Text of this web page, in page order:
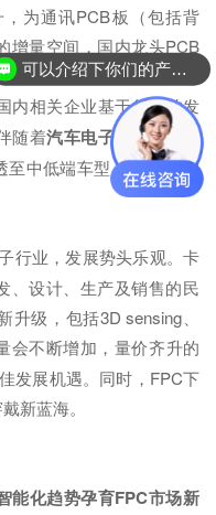
为通讯PCB板（包括背
增量空间，国内龙头PCB
在Auto PCB领域，根据
内相关企业基于行业的发
随着汽车电子化
率的提升
至中低端车型，Auto PCB
行业，发展势头乐观。卡
、设计、生产及销售的民
级，包括3D sensing、
会不断增加，量价齐升的
发展机遇。同时，FPC下
新蓝海。
能化趋势孕育FPC市场新
可以介绍下你们的产品么？